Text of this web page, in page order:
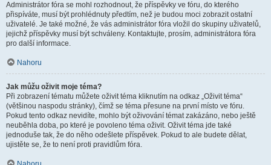
Administrátor fóra se mohl rozhodnout, že příspěvky ve fóru, do kterého
přispíváte, musí být prohlédnuty předtím, než je budou moci zobrazit ostatní
uživatelé. Je také možné, že vás administrátor fóra vložil do skupiny uživatelů,
jejichž příspěvky musí být schváleny. Kontaktujte, prosím, administrátora fóra
pro další informace.
Nahoru
Jak můžu oživit moje téma?
Při zobrazení tématu můžete oživit téma kliknutím na odkaz „Oživit téma“
(většinou naspodu stránky), čímž se téma přesune na první místo ve fóru.
Pokud tento odkaz nevidíte, mohlo být oživování témat zakázáno, nebo ještě
neuběhla doba, po které je povoleno téma oživit. Oživit téma jde také
jednoduše tak, že do něho odešlete příspěvek. Pokud to ale budete dělat,
ujistěte se, že to není proti pravidlům fóra.